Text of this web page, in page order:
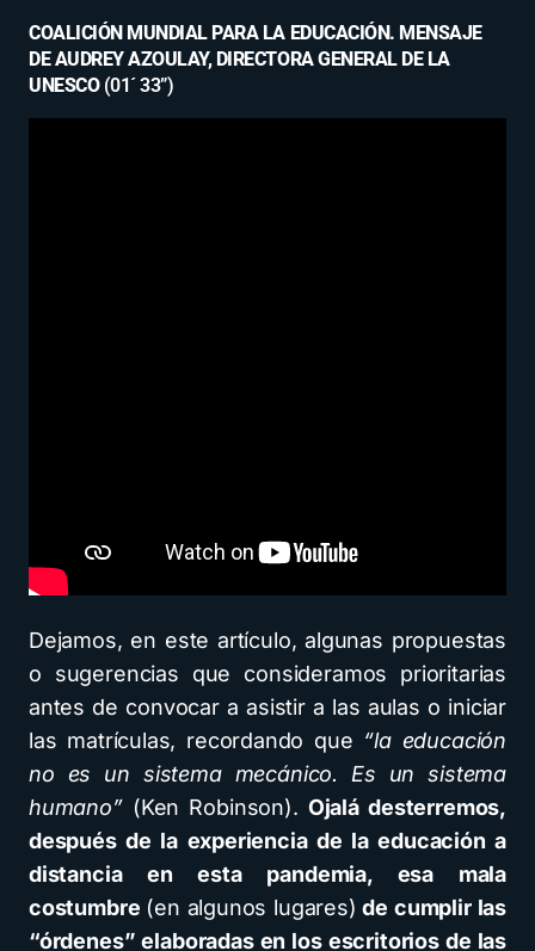
COALICIÓN MUNDIAL PARA LA EDUCACIÓN. MENSAJE
DE AUDREY AZOULAY, DIRECTORA GENERAL DE LA
UNESCO (01´ 33”)
Dejamos, en este artículo, algunas propuestas
o sugerencias que consideramos prioritarias
antes de convocar a asistir a las aulas o iniciar
las matrículas, recordando que “la educación
no es un sistema mecánico. Es un sistema
humano” (Ken Robinson). Ojalá desterremos,
después de la experiencia de la educación a
distancia en esta pandemia, esa mala
costumbre (en algunos lugares) de cumplir las
“órdenes” elaboradas en los escritorios de las